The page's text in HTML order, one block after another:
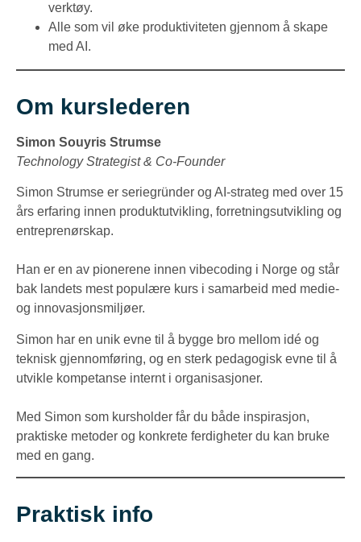
verktøy.
Alle som vil øke produktiviteten gjennom å skape
med AI.
Om kurslederen
Simon Souyris Strumse
Technology Strategist & Co-Founder
Simon Strumse er seriegründer og AI-strateg med over 15
års erfaring innen produktutvikling, forretningsutvikling og
entreprenørskap.
Han er en av pionerene innen vibecoding i Norge og står
bak landets mest populære kurs i samarbeid med medie-
og innovasjonsmiljøer.
Simon har en unik evne til å bygge bro mellom idé og
teknisk gjennomføring, og en sterk pedagogisk evne til å
utvikle kompetanse internt i organisasjoner.
Med Simon som kursholder får du både inspirasjon,
praktiske metoder og konkrete ferdigheter du kan bruke
med en gang.
Praktisk info